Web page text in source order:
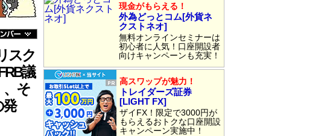
スク
議
、そ
発
現金がもらえる！
外為どっとコム[外貨ネ
クストネオ]
無料オンラインセミナーは
初心者に人気！口座開設者
向けキャンペーンも充実！
高スワップが魅力！
トレイダーズ証券
[LIGHT FX]
ザイFX！限定で3000円が
もらえるおトクな口座開設
キャンペーン実施中！